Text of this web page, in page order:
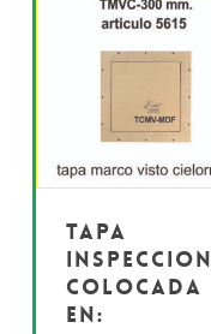
Tapa
inspeccion
colocada
en: